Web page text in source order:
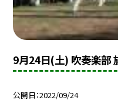
9月24日(土) 吹奏楽部
公開日 2022/09/24